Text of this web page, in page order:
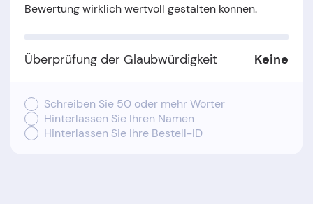
Bewertung wirklich wertvoll gestalten können.
Überprüfung der Glaubwürdigkeit Keine
Schreiben Sie 50 oder mehr Wörter
Hinterlassen Sie Ihren Namen
Hinterlassen Sie Ihre Bestell-ID